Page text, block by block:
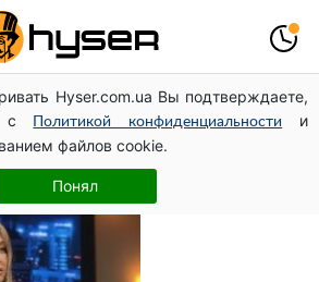
Hyser.com.ua Вы подтверждаете,
с
Политикой конфиденциальности
и
файлов cookie.
Понял